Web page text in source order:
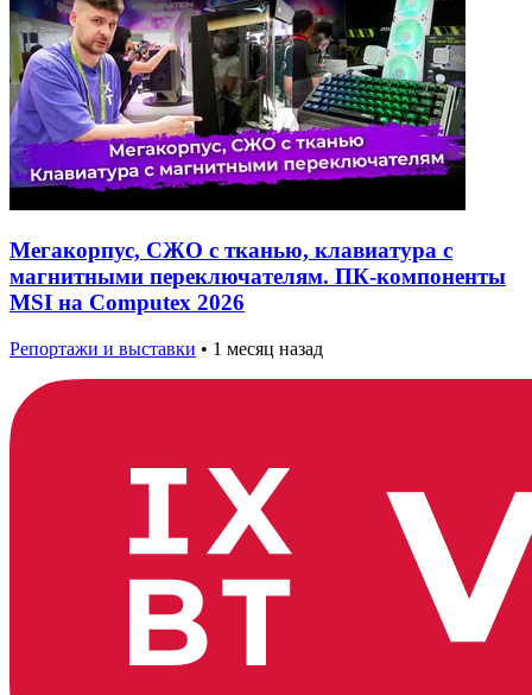
Мегакорпус, СЖО с тканью, клавиатура с
магнитными переключателям. ПК-компоненты
MSI на Computex 2026
Репортажи и выставки • 1 месяц назад